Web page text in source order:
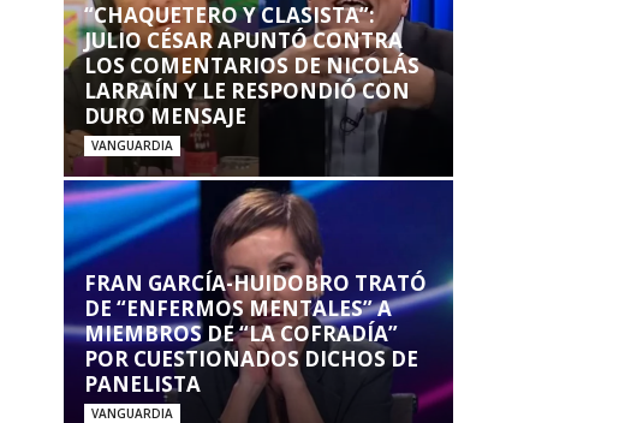
“CHAQUETERO Y CLASISTA”:
JULIO CÉSAR APUNTÓ CONTRA
LOS COMENTARIOS DE NICOLÁS
LARRAÍN Y LE RESPONDIÓ CON
DURO MENSAJE
VANGUARDIA
FRAN GARCÍA-HUIDOBRO TRATÓ
DE “ENFERMOS MENTALES” A
MIEMBROS DE “LA COFRADÍA”
POR CUESTIONADOS DICHOS DE
PANELISTA
VANGUARDIA